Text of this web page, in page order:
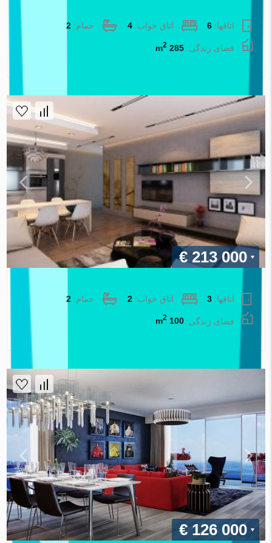
اتاقها:6 اتاق خواب:4 حمام:2
فضای زندگی:285 m
2
€ 213 000
اتاقها:3 اتاق خواب:2 حمام:2
فضای زندگی:100 m
2
€ 126 000